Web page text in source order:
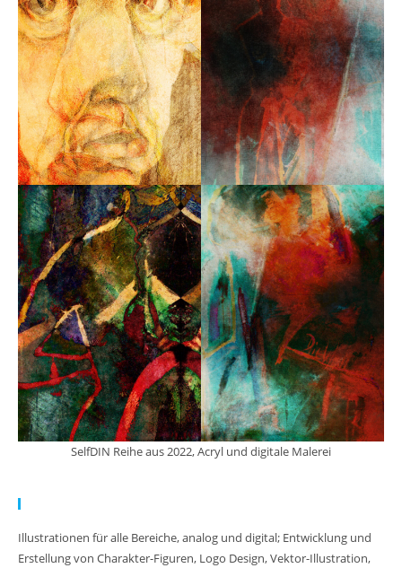
SelfDIN Reihe aus 2022, Acryl und digitale Malerei
Illustrationen für alle Bereiche, analog und digital; Entwicklung und
Erstellung von Charakter-Figuren, Logo Design, Vektor-Illustration,